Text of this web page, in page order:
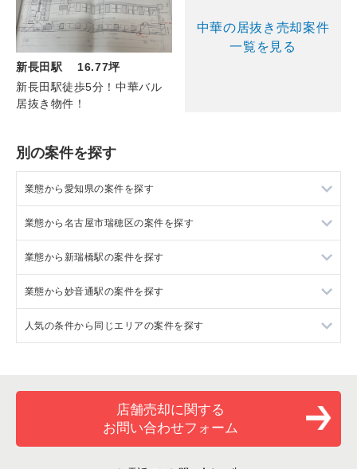
新長田駅 16.77坪
新長田駅徒歩5分！中華バル
居抜き物件！
中華の居抜き売却案件
一覧を見る
別の案件を探す
業態から愛知県の案件を探す
愛知県のラーメンの居抜き売却物件の案件一覧
愛知県のフランス料理の居抜き売却物件の案件一覧
愛知県のイタリア料理の居抜き売却物件の案件一覧
愛知県の中華の居抜き売却物件の案件一覧
愛知県の寿司の居抜き売却物件の案件一覧
愛知県の焼肉の居抜き売却物件の案件一覧
業態から名古屋市瑞穂区の案件を探す
名古屋市瑞穂区の中華の居抜き売却物件の案件一覧
名古屋市瑞穂区のカフェの居抜き売却物件の案件一覧
名古屋市瑞穂区の居酒屋・ダイニングバーの居抜き売却物件の
業態から新瑞橋駅の案件を探す
新瑞橋駅の中華の居抜き売却物件の案件一覧
業態から妙音通駅の案件を探す
妙音通駅の中華の居抜き売却物件の案件一覧
人気の条件から同じエリアの案件を探す
名古屋市瑞穂区の1階の飲食店の居抜き売却物件の案件一覧
新瑞橋駅の1階の飲食店の居抜き売却物件の案件一覧
店舗売却に関する
お問い合わせフォーム